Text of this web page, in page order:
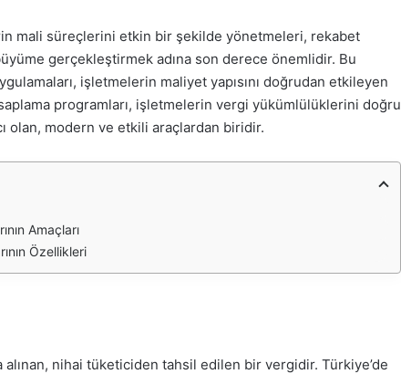
mali süreçlerini etkin bir şekilde yönetmeleri, rekabet
gerçekleştirmek adına son derece önemlidir. Bu
işletmelerin maliyet yapısını doğrudan etkileyen
programları, işletmelerin vergi yükümlülüklerini doğru
olan, modern ve etkili araçlardan biridir.
Amaçları
Özellikleri
alınan, nihai tüketiciden tahsil edilen bir vergidir. Türkiye’de